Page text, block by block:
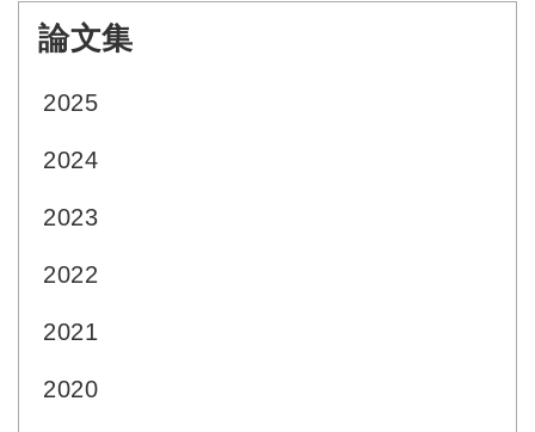
論文集
2025
2024
2023
2022
2021
2020